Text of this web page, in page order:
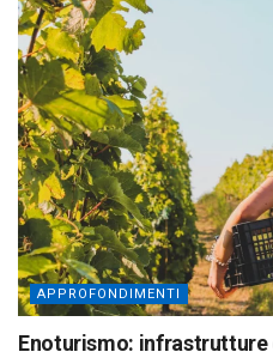
APPROFONDIMENTI
Enoturismo: infrastrutture